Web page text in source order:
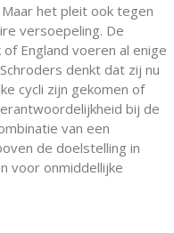
het pleit ook tegen
versoepeling. De
England voeren al enige
denkt dat zij nu
cycli zijn gekomen of
bij de
van een
de doelstelling in
voor onmiddellijke